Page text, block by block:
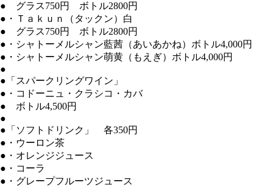
● グラス750円 ボトル2800円
●・Ｔａｋｕｎ（タックン）白
● グラス750円 ボトル2800円
●・シャトーメルシャン藍茜（あいあかね）ボトル4,000円
●・シャトーメルシャン萌黄（もえぎ）ボトル4,000円
●
●「スパークリングワイン」
●・コドーニュ・クラシコ・カバ
● ボトル4,500円
●
●「ソフトドリンク」 各350円
●・ウーロン茶
●・オレンジジュース
●・コーラ
●・グレープフルーツジュース